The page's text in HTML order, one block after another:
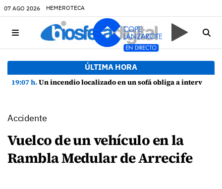
07 AGO 2026 HEMEROTECA
ÚLTIMA HORA
19:07 h.Un incendio localizado en un sofá obliga a intervenir en una vivienda de Playa Honda
Accidente
Vuelco de un vehículo en la
Rambla Medular de Arrecife